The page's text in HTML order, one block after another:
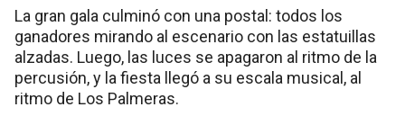
La gran gala culminó con una postal: todos los
ganadores mirando al escenario con las estatuillas
alzadas. Luego, las luces se apagaron al ritmo de la
percusión, y la fiesta llegó a su escala musical, al
ritmo de Los Palmeras.